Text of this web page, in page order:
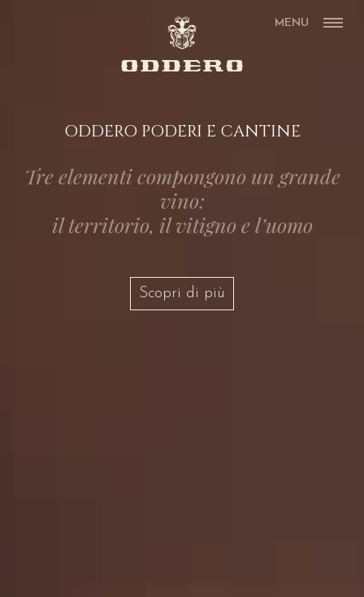
MENU
ODDERO PODERI E CANTINE
Tre elementi compongono un grande
vino:
il territorio, il vitigno e l’uomo
Scopri di più